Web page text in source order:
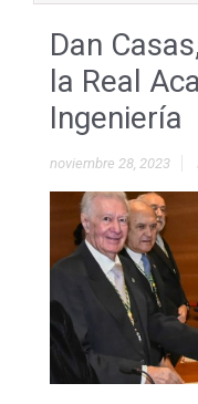
Dan
la Real
Ingeniería
noviembre 28, 2023